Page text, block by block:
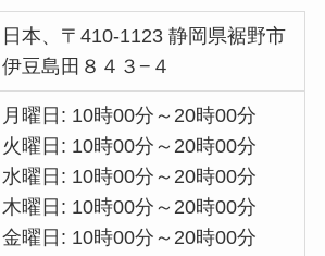
日本、〒410-1123 静岡県裾野市
伊豆島田８４３−４
月曜日: 10時00分～20時00分
火曜日: 10時00分～20時00分
水曜日: 10時00分～20時00分
木曜日: 10時00分～20時00分
金曜日: 10時00分～20時00分